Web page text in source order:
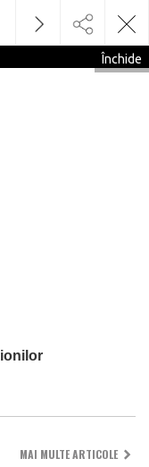
Închide
MAI MULTE ARTICOLE